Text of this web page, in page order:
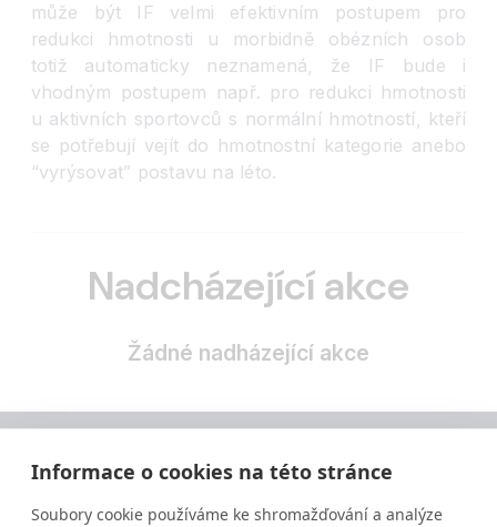
Informace o cookies na této stránce
Soubory cookie používáme ke shromažďování a analýze
může být IF velmi efektivním postupem pro
redukci hmotnosti u morbidně obézních osob
totiž automaticky neznamená, že IF bude i
vhodným postupem např. pro redukci hmotnosti
u aktivních sportovců s normální hmotností, kteří
se potřebují vejít do hmotnostní kategorie anebo
“vyrýsovat” postavu na léto.
Nadcházející akce
Žádné nadházející akce